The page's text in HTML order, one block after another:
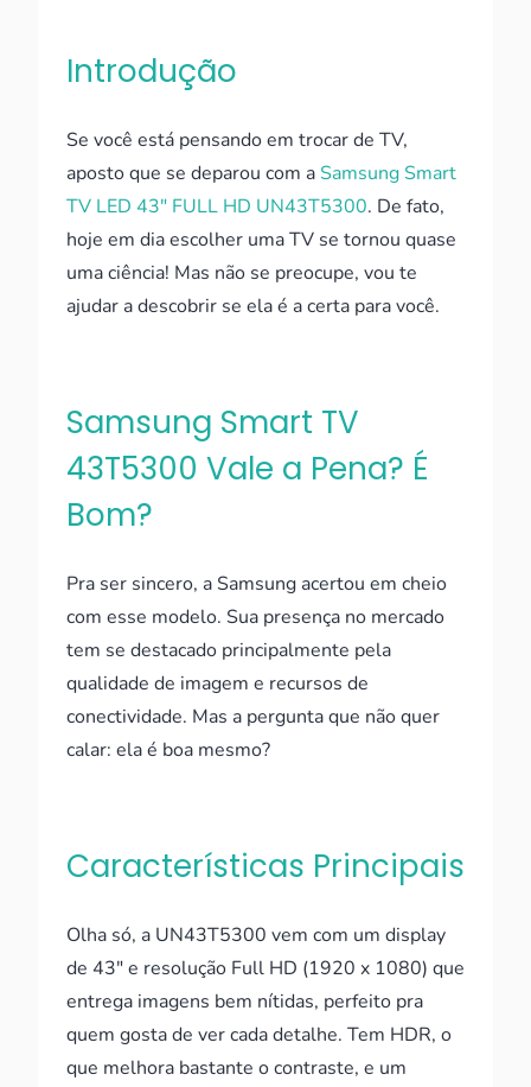
Introdução
Se você está pensando em trocar de TV,
aposto que se deparou com aSamsung Smart
TV LED 43" FULL HD UN43T5300. De fato,
hoje em dia escolher uma TV se tornou quase
uma ciência! Mas não se preocupe, vou te
ajudar a descobrir se ela é a certa para você.
Samsung Smart TV
43T5300 Vale a Pena? É
Bom?
Pra ser sincero, a Samsung acertou em cheio
com esse modelo. Sua presença no mercado
tem se destacado principalmente pela
qualidade de imagem e recursos de
conectividade. Mas a pergunta que não quer
calar: ela é boa mesmo?
Características Principais
Olha só, a UN43T5300 vem com um display
de 43" e resolução Full HD (1920 x 1080) que
entrega imagens bem nítidas, perfeito pra
quem gosta de ver cada detalhe. Tem HDR, o
que melhora bastante o contraste, e um